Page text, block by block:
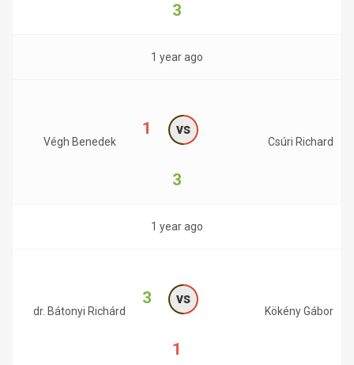
3
1 year ago
Végh Benedek
1 vs
3
Csúri Richard
1 year ago
dr. Bátonyi Richárd
3 vs
1
Kökény Gábor